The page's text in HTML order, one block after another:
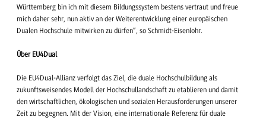
Württemberg bin ich mit diesem Bildungssystem bestens vertraut und freue
mich daher sehr, nun aktiv an der Weiterentwicklung einer europäischen
Dualen Hochschule mitwirken zu dürfen“, so Schmidt-Eisenlohr.
Über EU4Dual
Die EU4Dual-Allianz verfolgt das Ziel, die duale Hochschulbildung als
zukunftsweisendes Modell der Hochschullandschaft zu etablieren und damit
den wirtschaftlichen, ökologischen und sozialen Herausforderungen unserer
Zeit zu begegnen. Mit der Vision, eine internationale Referenz für duale